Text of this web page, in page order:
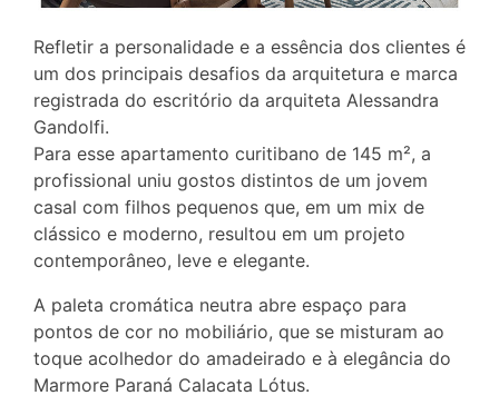
Refletir a personalidade e a essência dos clientes é
um dos principais desafios da arquitetura e marca
registrada do escritório da arquiteta Alessandra
Gandolfi.
Para esse apartamento curitibano de 145 m², a
profissional uniu gostos distintos de um jovem
casal com filhos pequenos que, em um mix de
clássico e moderno, resultou em um projeto
contemporâneo, leve e elegante.
A paleta cromática neutra abre espaço para
pontos de cor no mobiliário, que se misturam ao
toque acolhedor do amadeirado e à elegância do
Marmore Paraná Calacata Lótus.